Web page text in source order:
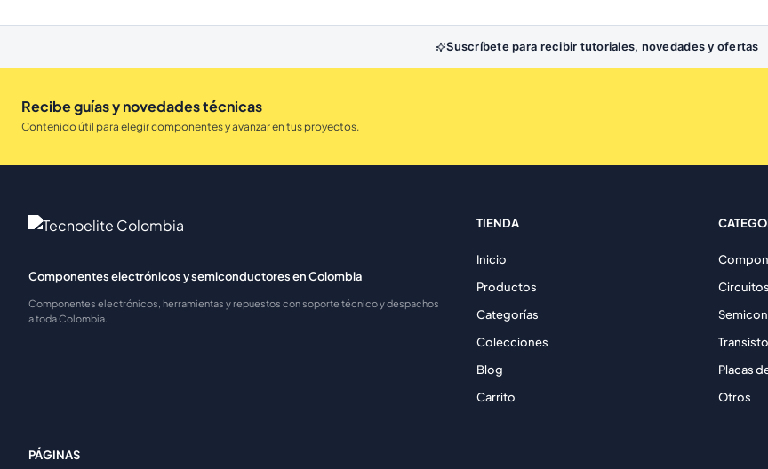
Suscríbete para recibir tutoriales, novedades y ofertas
Recibe guías y novedades técnicas
Contenido útil para elegir componentes y avanzar en tus proyectos.
Componentes electrónicos y semiconductores en Colombia
Componentes electrónicos, herramientas y repuestos con soporte técnico y despachos
a toda Colombia.
TIENDA
Inicio
Productos
Categorías
Colecciones
Blog
Carrito
Placas
Otros
PÁGINAS